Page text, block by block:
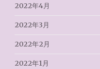
2022年4月
2022年3月
2022年2月
2022年1月